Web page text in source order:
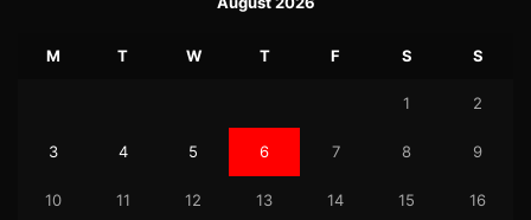
M T W T F S S
1 2
3 4 5 6 7 8 9
10 11 12 13 14 15 16